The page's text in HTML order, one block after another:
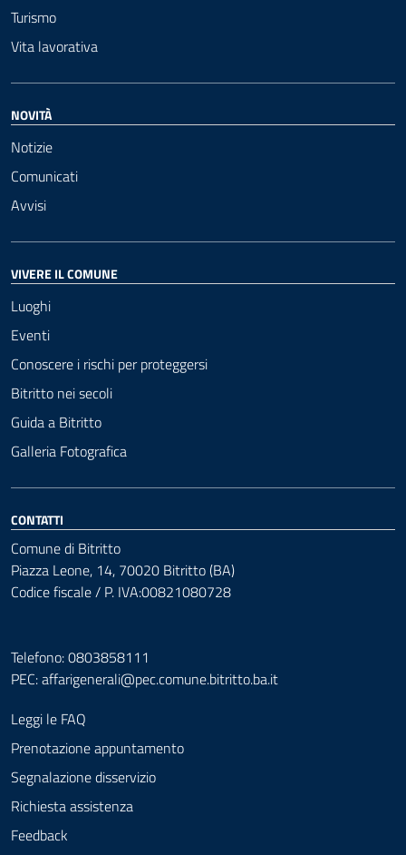
Turismo
Vita lavorativa
NOVITÀ
Notizie
Comunicati
Avvisi
VIVERE IL COMUNE
Luoghi
Eventi
Conoscere i rischi per proteggersi
Bitritto nei secoli
Guida a Bitritto
Galleria Fotografica
CONTATTI
Comune di Bitritto
Piazza Leone, 14, 70020 Bitritto (BA)
Codice fiscale / P. IVA:00821080728
Telefono: 0803858111
PEC:affarigenerali@pec.comune.bitritto.ba.it
Leggi le FAQ
Prenotazione appuntamento
Segnalazione disservizio
Richiesta assistenza
Feedback